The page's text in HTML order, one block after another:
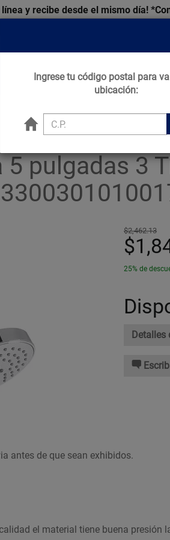
línea y recibe desde el mismo día!
Marcas Tips que
Chorro Helvex H-3300
5 pulgadas 3
$2,462.13
25% de
Detalles
antes de que sean exhibidos.
el material tiene buena presión
Ingrese tu código postal para
ubicación: